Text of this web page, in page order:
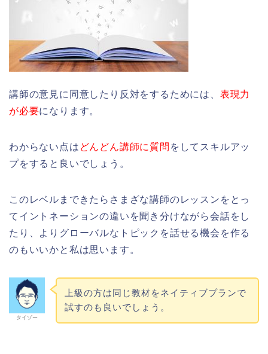
講師の意見に同意したり反対をするためには、 表現力
が必要になります。
わからない点は どんどん講師に質問 をしてスキルアッ
プをすると良いでしょう。
このレベルまできたらさまざな講師のレッスンをとっ
てイントネーションの違いを聞き分けながら会話をし
たり、よりグローバルなトピックを話せる機会を作る
のもいいかと私は思います。
タイゾー
上級の方は同じ教材をネイティブプランで
試すのも良いでしょう。